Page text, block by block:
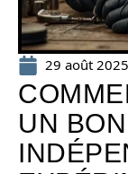
29 août 2025
UN